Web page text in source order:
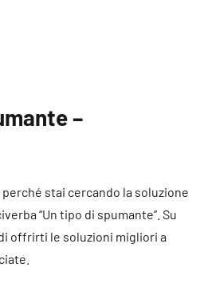
–
stai cercando la soluzione
“Un tipo di spumante”. Su
offrirti le soluzioni migliori a